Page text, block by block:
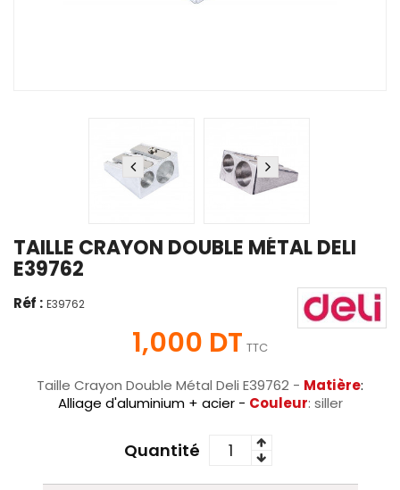
TAILLE CRAYON DOUBLE MÉTAL DELI
E39762
Réf : E39762
1,000 DT TTC
Taille Crayon Double Métal Deli E39762 - Matière:
Alliage d'aluminium + acier - Couleur: siller
Quantité